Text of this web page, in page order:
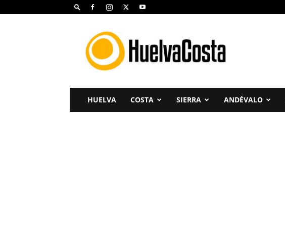
Huelva
Costa
HUELVA COSTA SIERRA ANDÉVALO